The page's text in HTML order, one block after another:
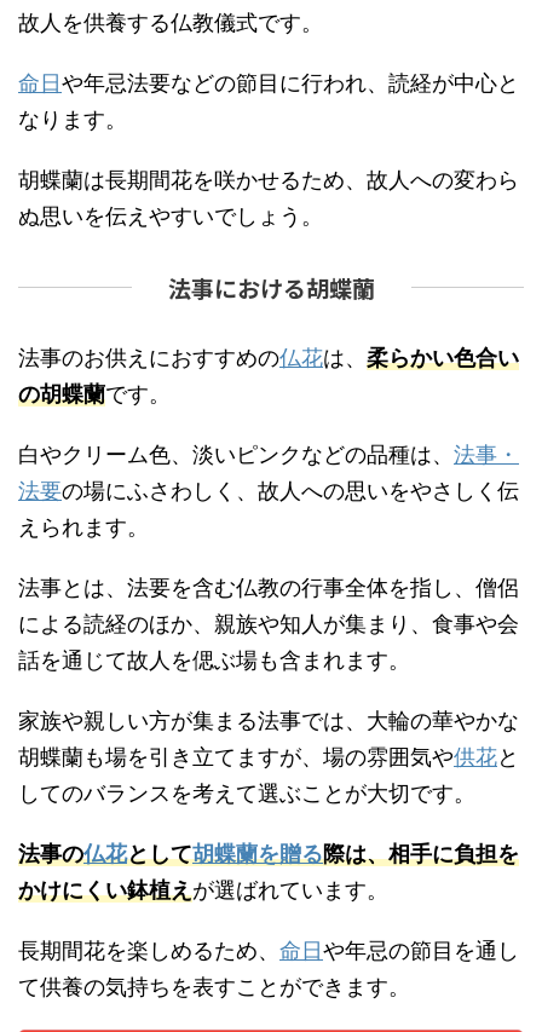
故人を供養する仏教儀式です。
命日や年忌法要などの節目に行われ、読経が中心と
なります。
胡蝶蘭は長期間花を咲かせるため、故人への変わら
ぬ思いを伝えやすいでしょう。
法事における胡蝶蘭
法事のお供えにおすすめの仏花は、 柔らかい色合い
の胡蝶蘭です。
白やクリーム色、淡いピンクなどの品種は、 法事・
法要の場にふさわしく、故人への思いをやさしく伝
えられます。
法事とは、法要を含む仏教の行事全体を指し、僧侶
による読経のほか、親族や知人が集まり、食事や会
話を通じて故人を偲ぶ場も含まれます。
家族や親しい方が集まる法事では、大輪の華やかな
胡蝶蘭も場を引き立てますが、場の雰囲気や供花と
してのバランスを考えて選ぶことが大切です。
法事の仏花として胡蝶蘭を贈る際は、相手に負担を
かけにくい鉢植えが選ばれています。
長期間花を楽しめるため、 命日や年忌の節目を通し
て供養の気持ちを表すことができます。